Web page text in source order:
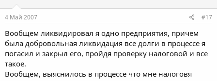
4 Май 2007 #17
Вообщем ликвидировал я одно предприятия, причем
была добровольная ликвидация все долги в процессе я
погасил и закрыл его, пройдя проверку налоговой и все
такое.
Вообщем, выяснилось в процессе что мне налоговя